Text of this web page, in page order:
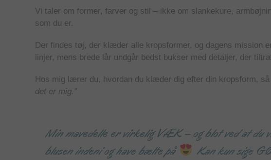
Vi taler om former, farver og stil – ikke om slankekure,
som du er.
Der findes tøj, der klæder alle kropsformer, og dagens mission
linjer, mens brede lår undgår bedst bukser med detaljer, der
Hos mig lærer du, hvordan du klæder dig efter din kropsform,
det er mig.”
Min mavedelle er virkelig VÆK – og blot ved at du
blusen indeni og have bælte på
Kan kun sige